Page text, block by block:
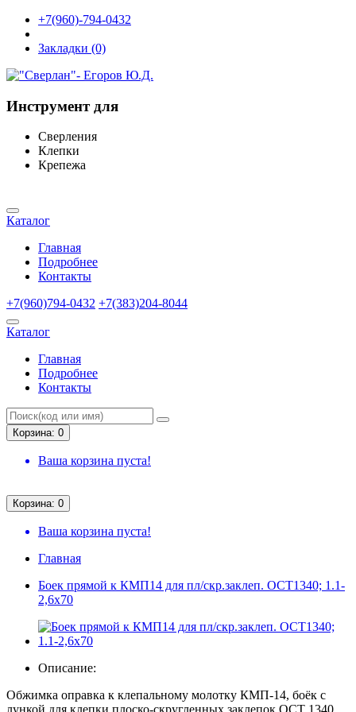
+7(960)-794-0432
Закладки (0)
Инструмент для
Сверления
Клепки
Крепежа
Каталог
Главная
Подробнее
Контакты
+7(960)794-0432 +7(383)204-8044
Каталог
Главная
Подробнее
Контакты
Корзина: 0
Ваша корзина пуста!
Корзина: 0
Ваша корзина пуста!
Главная
Боек прямой к КМП14 для пл/скр.заклеп. ОСТ1340; 1.1-
2,6х70
Описание:
Обжимка оправка к клепальному молотку КМП-14, боёк с